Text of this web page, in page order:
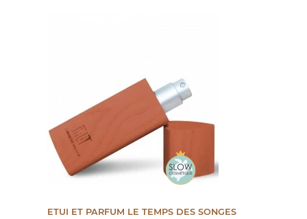
ETUI ET PARFUM LE TEMPS DES SONGES